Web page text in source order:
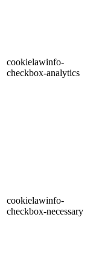
cookielawinfo-
checkbox-analytics
cookielawinfo-
checkbox-necessary